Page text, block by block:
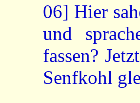
06] Hier
und
fassen?
Senfkohl